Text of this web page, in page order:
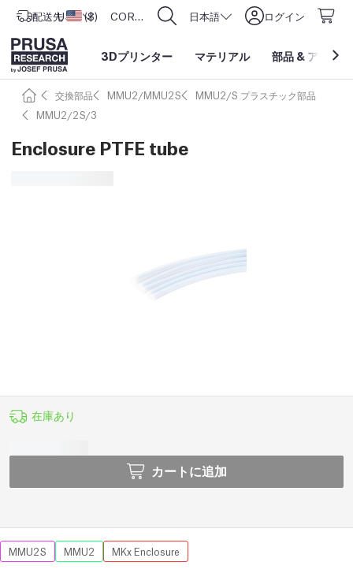
配送先 アメリカ合衆国
USD ($) CORE One L: Now In Stock! 日本語 ログイン
3Dプリンター マテリアル 部品 & アクセ
交換部品 MMU2/MMU2S
MMU2/S プラスチック部品
MMU2/2S/3
Enclosure PTFE tube
在庫あり
カートに追加
MMU2S MMU2 MKx Enclosure